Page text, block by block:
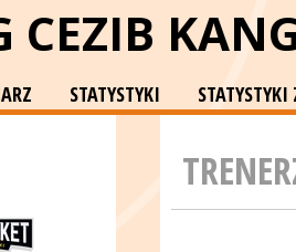
CEZIB
STATYSTYKI